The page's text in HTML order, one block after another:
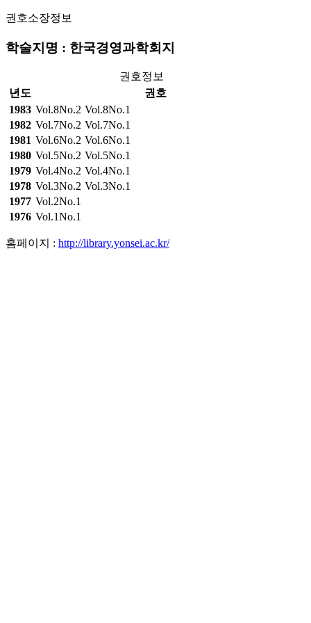
권호소장정보
학술지명 : 한국경영과학회지
권호정보
년도
권호
1983 Vol.8No.2 Vol.8No.1
1982 Vol.7No.2 Vol.7No.1
1981 Vol.6No.2 Vol.6No.1
1980 Vol.5No.2 Vol.5No.1
1979 Vol.4No.2 Vol.4No.1
1978 Vol.3No.2 Vol.3No.1
1977 Vol.2No.1
1976 Vol.1No.1
홈페이지 : http://library.yonsei.ac.kr/